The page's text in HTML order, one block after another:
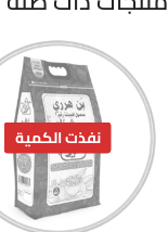
نفذت الكمية